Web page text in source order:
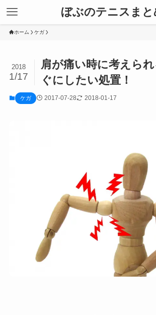
ぼぶのテニスまと
ホーム ケガ
肩が痛い時に考えら
ぐにしたい処置！
2018
1/17
ケガ 2017-07-28 2018-01-17